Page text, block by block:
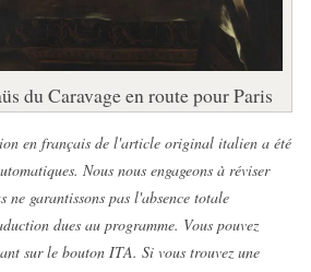
du Caravage en route pour Paris
en français de l'article original italien a été
Nous nous engageons à réviser
ne garantissons pas l'absence totale
dues au programme. Vous pouvez
sur le bouton ITA. Si vous trouvez une